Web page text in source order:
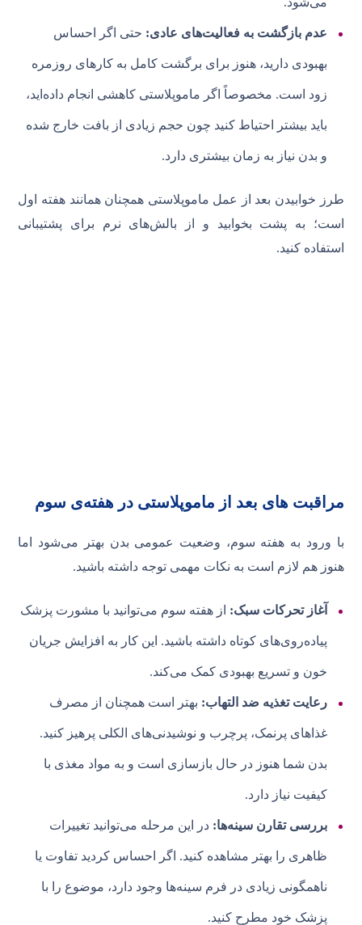
عدم بازگشت به فعالیت‌های عادی: حتی اگر احساس
بهبودی دارید، هنوز برای برگشت کامل به کارهای روزمره
زود است. مخصوصاً اگر ماموپلاستی کاهشی انجام داده‌اید،
باید بیشتر احتیاط کنید چون حجم زیادی از بافت خارج شده
و بدن نیاز به زمان بیشتری دارد.
طرز خوابیدن بعد از عمل ماموپلاستی همچنان همانند هفته اول
است؛ به پشت بخوابید و از بالش‌های نرم برای پشتیبانی
استفاده کنید.
مراقبت های بعد از ماموپلاستی در هفته‌ی سوم
با ورود به هفته سوم، وضعیت عمومی بدن بهتر می‌شود اما
هنوز هم لازم است به نکات مهمی توجه داشته باشید.
آغاز تحرکات سبک: از هفته سوم می‌توانید با مشورت پزشک
پیاده‌روی‌های کوتاه داشته باشید. این کار به افزایش جریان
خون و تسریع بهبودی کمک می‌کند.
رعایت تغذیه ضد التهاب: بهتر است همچنان از مصرف
غذاهای پرنمک، پرچرب و نوشیدنی‌های الکلی پرهیز کنید.
بدن شما هنوز در حال بازسازی است و به مواد مغذی با
کیفیت نیاز دارد.
بررسی تقارن سینه‌ها: در این مرحله می‌توانید تغییرات
ظاهری را بهتر مشاهده کنید. اگر احساس کردید تفاوت یا
ناهمگونی زیادی در فرم سینه‌ها وجود دارد، موضوع را با
پزشک خود مطرح کنید.